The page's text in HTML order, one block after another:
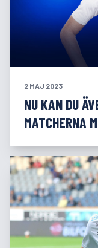
2 MAJ 2023
NU KAN DU
MATCHERNA